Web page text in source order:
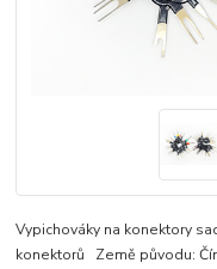
Vypichováky na konektory
konektorů Země původu: